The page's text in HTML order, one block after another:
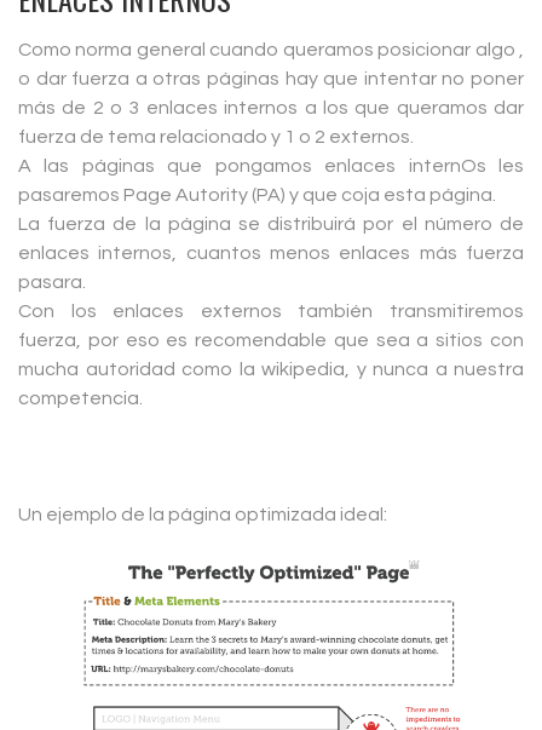
Como norma general cuando queramos posicionar algo ,
o dar fuerza a otras páginas hay que intentar no poner
más de 2 o 3 enlaces internos a los que queramos dar
fuerza de tema relacionado y 1 o 2 externos.
A las páginas que pongamos enlaces internOs les
pasaremos Page Autority (PA) y que coja esta página.
La fuerza de la página se distribuirá por el número de
enlaces internos, cuantos menos enlaces más fuerza
pasara.
Con los enlaces externos también transmitiremos
fuerza, por eso es recomendable que sea a sitios con
mucha autoridad como la wikipedia, y nunca a nuestra
competencia.
Un ejemplo de la página optimizada ideal: